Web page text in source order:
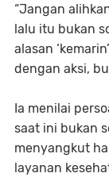
“Jangan
lalu itu bukan
alasan
dengan aksi,
Ia menilai
saat ini bukan
menyangkut
layanan